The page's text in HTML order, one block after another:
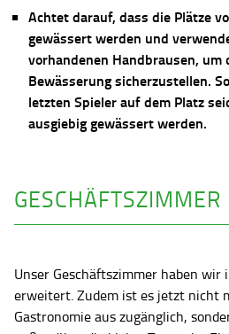
Achtet darauf, dass die Plätze
gewässert werden und
vorhandenen Handbrausen, um
Bewässerung sicherzustellen.
letzten Spieler auf dem Platz
ausgiebig gewässert werden.
GESCHÄFTSZIMMER
Unser Geschäftszimmer haben wir
erweitert. Zudem ist es jetzt nicht
Gastronomie aus zugänglich,